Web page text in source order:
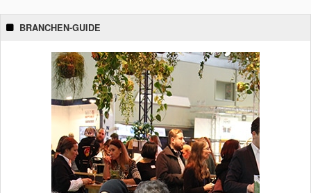
BRANCHEN-GUIDE